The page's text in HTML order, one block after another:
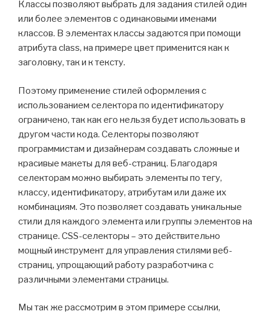
Классы позволяют выбрать для задания стилей один
или более элементов с одинаковыми именами
классов. В элементах классы задаются при помощи
атрибута class, на примере цвет применится как к
заголовку, так и к тексту.
Поэтому применение стилей оформления с
использованием селектора по идентификатору
ограничено, так как его нельзя будет использовать в
другом части кода. Селекторы позволяют
программистам и дизайнерам создавать сложные и
красивые макеты для веб-страниц. Благодаря
селекторам можно выбирать элементы по тегу,
классу, идентификатору, атрибутам или даже их
комбинациям. Это позволяет создавать уникальные
стили для каждого элемента или группы элементов на
странице. CSS-селекторы – это действительно
мощный инструмент для управления стилями веб-
страниц, упрощающий работу разработчика с
различными элементами страницы.
Мы так же рассмотрим в этом примере ссылки,